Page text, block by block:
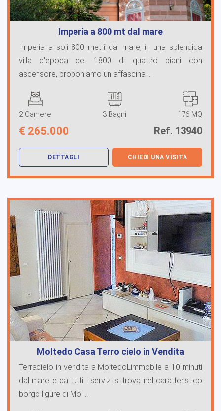
Imperia a 800 mt dal mare
Imperia a soli 800 metri dal mare, in una splendida
villa d'epoca del 1800 di quattro piani con
ascensore, proponiamo un affascina ...
2 Camere 3 Bagni 176 MQ
€ 265.000 Ref. 13940
DETTAGLI CHIEDI UNA VISITA
Moltedo Casa Terro cielo in Vendita
Terracielo in vendita a MoltedoL'immobile a 10 minuti
dal mare e da tutti i servizi si trova nel caratteristico
borgo ligure di Mo ...